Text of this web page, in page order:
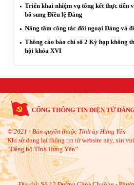
Triển khai nhiệm vụ tổng kết thực tiễn
bổ sung Điều lệ Đảng
Nâng tầm công tác đối ngoại Đảng và
Thông cáo báo chí số 2 Kỳ họp không
hội khóa XVI
CỔNG THÔNG TIN ĐIỆN TỬ
© 2021 - Bản quyền thuộc Tỉnh ủy Hưng Yên
Khi sử dụng lại thông tin từ website này, xin
“Đảng bộ Tỉnh Hưng Yên”